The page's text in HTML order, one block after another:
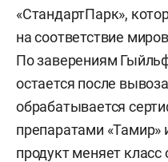
«СтандартПарк»,
на соответствие
По заверениям
остается после
обрабатывается
препаратами «Тамир»
продукт меняет класс